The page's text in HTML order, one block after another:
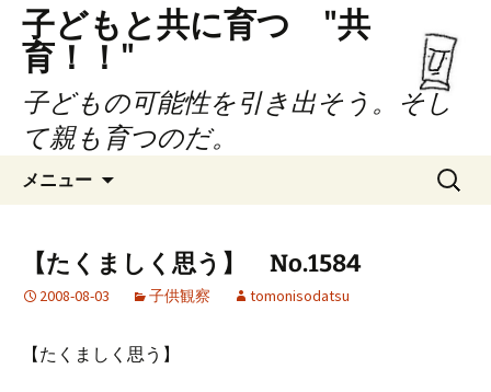
子どもと共に育つ "共
育！！"
子どもの可能性を引き出そう。そし
て親も育つのだ。
メニュー
ツ
キ
検
索:
【たくましく思う】 No.1584
2008-08-03 子供観察 tomonisodatsu
【たくましく思う】